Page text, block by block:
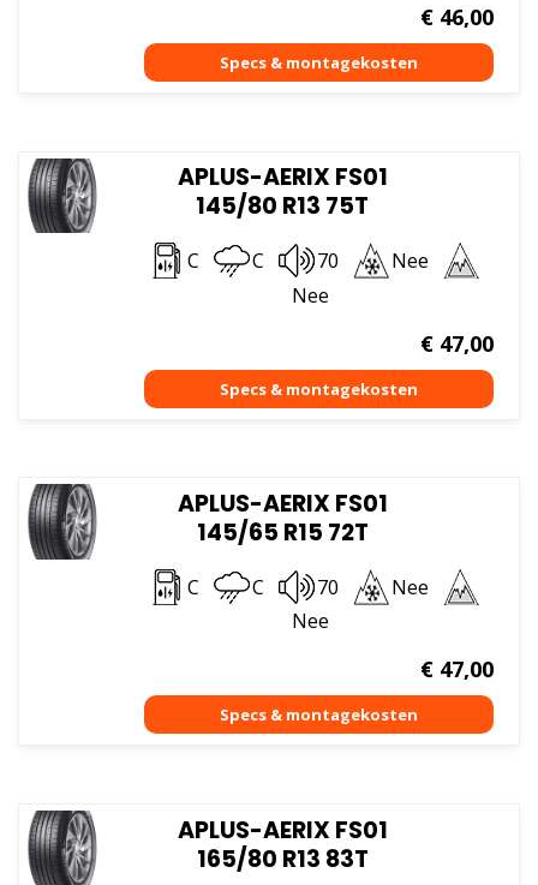
€46,00
APLUS-AERIX FS01
145/80 R13 75T
C C 70
Nee
Nee
€47,00
APLUS-AERIX FS01
145/65 R15 72T
C C 70
Nee
Nee
€47,00
APLUS-AERIX FS01
165/80 R13 83T